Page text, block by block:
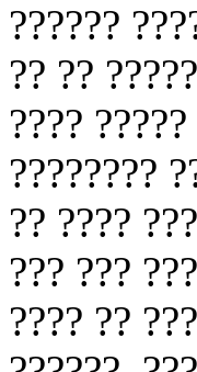
??????
?? ??
????
????????
?? ????
??? ???
???? ??